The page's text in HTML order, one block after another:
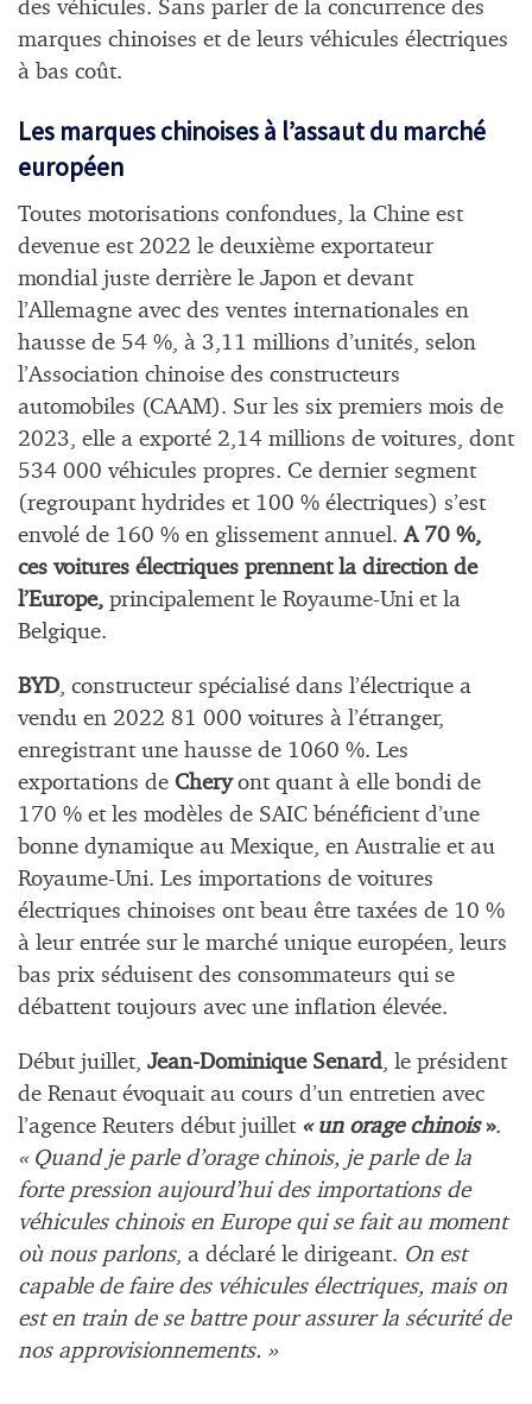
des véhicules. Sans parler de la concurrence des
marques chinoises et de leurs véhicules électriques
à bas coût.
Les marques chinoises à l’assaut du marché
européen
Toutes motorisations confondues, la Chine est
devenue est 2022 le deuxième exportateur
mondial juste derrière le Japon et devant
l’Allemagne avec des ventes internationales en
hausse de 54 %, à 3,11 millions d’unités, selon
l’Association chinoise des constructeurs
automobiles (CAAM). Sur les six premiers mois de
2023, elle a exporté 2,14 millions de voitures, dont
534 000 véhicules propres. Ce dernier segment
(regroupant hydrides et 100 % électriques) s’est
envolé de 160 % en glissement annuel. A 70 %,
ces voitures électriques prennent la direction de
l’Europe, principalement le Royaume-Uni et la
Belgique.
BYD, constructeur spécialisé dans l’électrique a
vendu en 2022 81 000 voitures à l’étranger,
enregistrant une hausse de 1060 %. Les
exportations de Cheryont quant à elle bondi de
170 % et les modèles de SAIC bénéficient d’une
bonne dynamique au Mexique, en Australie et au
Royaume-Uni. Les importations de voitures
électriques chinoises ont beau être taxées de 10 %
à leur entrée sur le marché unique européen, leurs
bas prix séduisent des consommateurs qui se
débattent toujours avec une inflation élevée.
Début juillet, Jean-Dominique Senard, le président
de Renaut évoquait au cours d’un entretien avec
l’agence Reuters début juillet « un orage chinois».
« Quand je parle d’orage chinois, je parle de la
forte pression aujourd’hui des importations de
véhicules chinois en Europe qui se fait au moment
où nous parlons, a déclaré le dirigeant. On est
capable de faire des véhicules électriques, mais on
est en train de se battre pour assurer la sécurité de
nos approvisionnements. »